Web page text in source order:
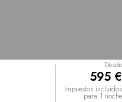
Desde
595 €
Impuestos incluidos
para 1 noche